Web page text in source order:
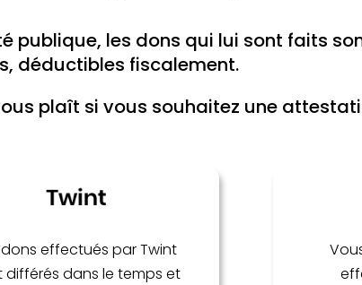
publique, les dons qui lui sont faits
déductibles fiscalement.
plaît si vous souhaitez une
dons effectués par Twint
différés dans le temps et